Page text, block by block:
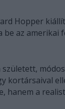
Hopper
az amerikai
kortársaival
hanem a